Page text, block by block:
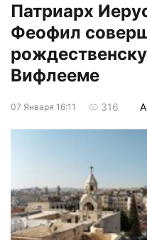
Патриарх
Феофил
Вифлееме
07 Января 16:11 316